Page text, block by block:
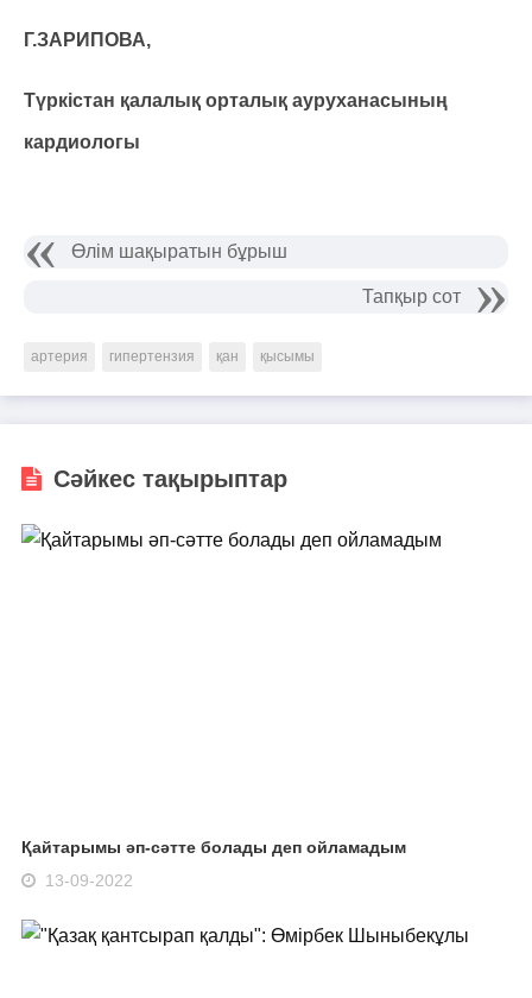
Г.ЗАРИПОВА,
Түркістан қалалық орталық ауруханасының
кардиологы
Өлім шақыратын бұрыш
Тапқыр сот
артерия гипертензия қан қысымы
Сәйкес тақырыптар
Қайтарымы әп-сәтте болады деп ойламадым
13-09-2022